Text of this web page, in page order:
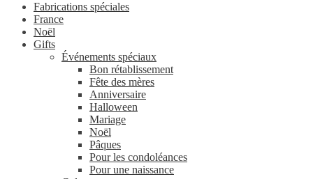
Fabrications spéciales
France
Noël
Gifts
Événements spéciaux
Bon rétablissement
Fête des mères
Anniversaire
Halloween
Mariage
Noël
Pâques
Pour les condoléances
Pour une naissance